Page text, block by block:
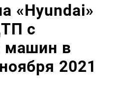
«Hyundai»
с
машин в
2021